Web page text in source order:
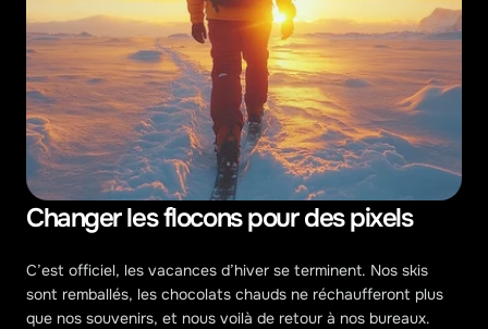
Changer les flocons pour des pixels
C’est officiel, les vacances d’hiver se terminent. Nos skis
sont remballés, les chocolats chauds ne réchaufferont plus
que nos souvenirs, et nous voilà de retour à nos bureaux.